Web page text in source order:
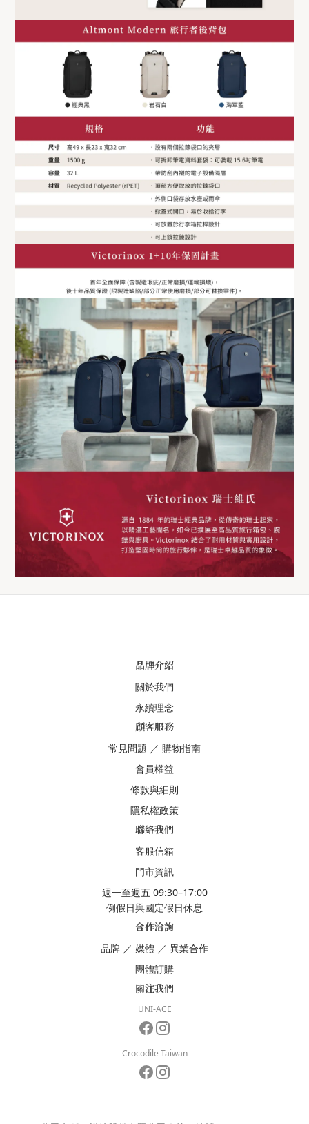
品牌介紹
關於我們
永續理念
顧客服務
常見問題 ／ 購物指南
會員權益
條款與細則
隱私權政策
聯絡我們
客服信箱
門市資訊
週一至週五 09:30–17:00
例假日與國定假日休息
合作洽詢
品牌 ／ 媒體 ／ 異業合作
團體訂購
關注我們
UNI-ACE
Crocodile Taiwan